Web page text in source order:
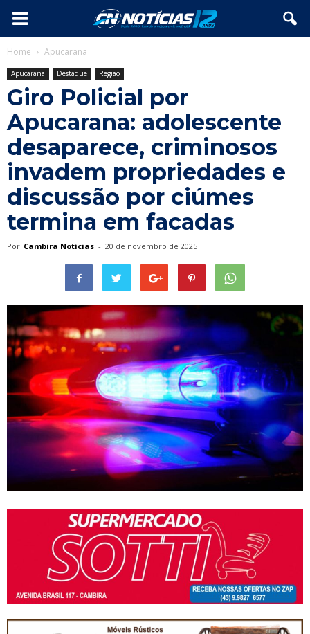
Home Apucarana
Apucarana Destaque Região
Giro Policial por
Apucarana: adolescente
desaparece, criminosos
invadem propriedades e
discussão por ciúmes
termina em facadas
Por Cambira Notícias - 20 de novembro de 2025